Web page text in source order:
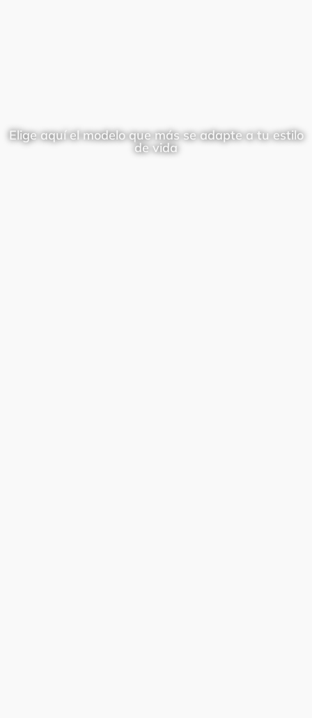
Elige aquí el modelo que más se adapte a tu estilo
de vida